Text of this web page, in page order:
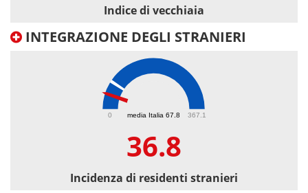
Indice di vecchiaia
INTEGRAZIONE DEGLI STRANIERI
media Italia 67.8
0 367.1
36.8
Incidenza di residenti stranieri